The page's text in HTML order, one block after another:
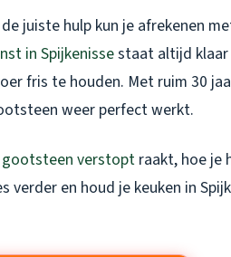
juiste hulp kun je afrekenen
in Spijkenissestaat altijd
fris te houden. Met ruim 30
weer perfect werkt.
gootsteen verstopt raakt, hoe je
en houd je keuken in